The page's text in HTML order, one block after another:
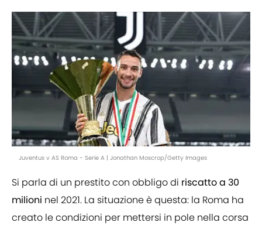
Juventus v AS Roma - Serie A | Jonathan Moscrop/Getty Images
Si parla di un prestito con obbligo di riscatto a 30
milioni nel 2021. La situazione è questa: la Roma ha
creato le condizioni per mettersi in pole nella corsa